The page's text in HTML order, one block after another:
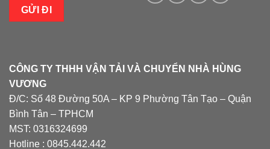
CÔNG TY THHH VẬN TẢI VÀ CHUYỂN NHÀ HÙNG
VƯƠNG
Đ/C: Số 48 Đường 50A – KP 9 Phường Tân Tạo – Quận
Bình Tân – TPHCM
MST: 0316324699
Hotline : 0845.442.442